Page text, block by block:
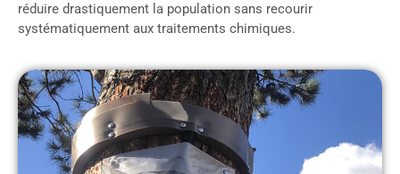
réduire drastiquement la population sans recourir
systématiquement aux traitements chimiques.